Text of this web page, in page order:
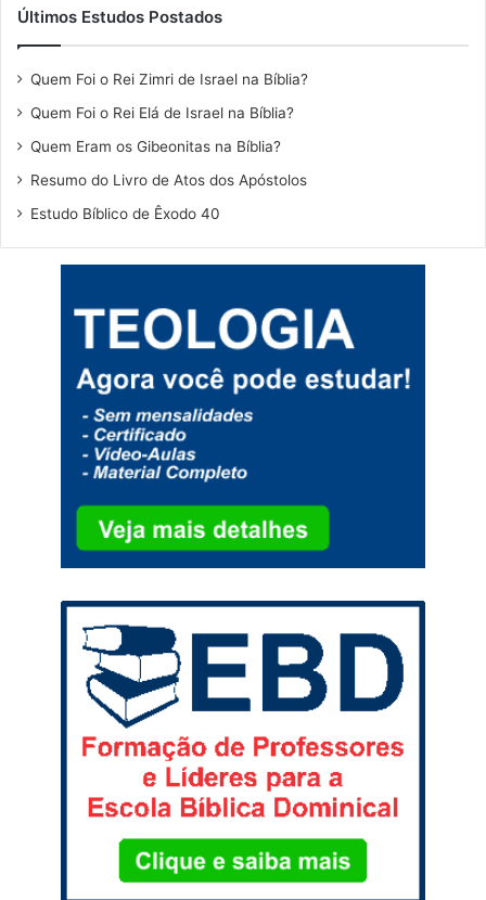
Últimos Estudos Postados
Quem Foi o Rei Zimri de Israel na Bíblia?
Quem Foi o Rei Elá de Israel na Bíblia?
Quem Eram os Gibeonitas na Bíblia?
Resumo do Livro de Atos dos Apóstolos
Estudo Bíblico de Êxodo 40